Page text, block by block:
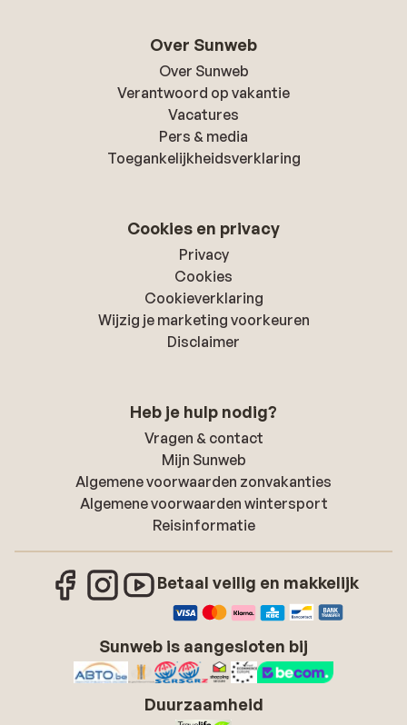
Over Sunweb
Over Sunweb
Verantwoord op vakantie
Vacatures
Pers & media
Toegankelijkheidsverklaring
Cookies en privacy
Privacy
Cookies
Cookieverklaring
Wijzig je marketing voorkeuren
Disclaimer
Heb je hulp nodig?
Vragen & contact
Mijn Sunweb
Algemene voorwaarden zonvakanties
Algemene voorwaarden wintersport
Reisinformatie
Betaal veilig en makkelijk
Sunweb is aangesloten bij
Duurzaamheid